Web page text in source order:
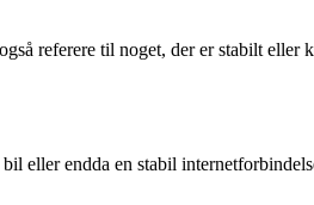
referere til noget, der er stabilt
eller endda en stabil